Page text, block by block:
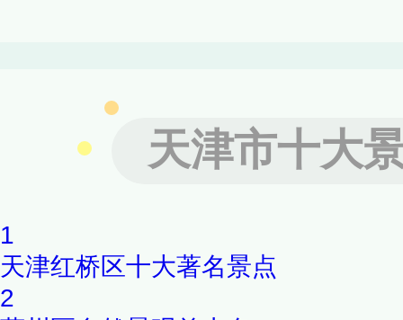
文物保护单位。2017年12月2
0世纪建筑遗产”。天津市十大
1
天津红桥区十大著名景点
2